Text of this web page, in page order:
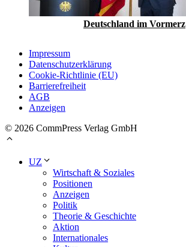
Deutschland im Vormerz
Impressum
Datenschutzerklärung
Cookie-Richtlinie (EU)
Barrierefreiheit
AGB
Anzeigen
© 2026 CommPress Verlag GmbH
UZ
Wirtschaft & Soziales
Positionen
Anzeigen
Politik
Theorie & Geschichte
Aktion
Internationales